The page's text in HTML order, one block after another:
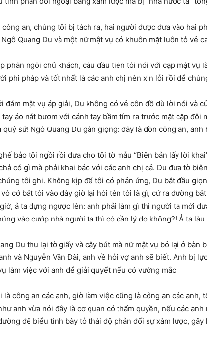
công an, chúng tôi bị tách ra, hai người được đưa vào hai
Quang Du và một nữ mật vụ có khuôn mặt luôn tỏ vẻ
phân ngôi chủ khách, câu đầu tiên tôi nói với cặp mật
phi pháp và tốt nhất là các anh chị nên xin lỗi rồi để
đám mật vụ áp giải, Du không có vẻ côn đồ dù lời nói và
áo nát bươm với cánh tay bầm tím ra trước mặt cặp đôi
quỷ sứ! Ngô Quang Du gằn giọng: đây là đồn công an, anh
bảo tôi ngồi rồi đưa cho tôi tờ mẫu “Biên bản lấy lời
có gì mà phải khai báo với các anh chị cả. Du đưa tờ
tôi ghi. Không kịp để tôi có phản ứng, Du bắt đầu
cớ bắt tôi vào đây giờ lại hỏi tên tôi là gì, cứ ra đường
ả ta dựng ngược lên: anh phải làm gì thì người ta mới
vào cướp nhà người ta thì có cần lý do không?! Ả ta
Du thu lại tờ giấy và cây bút mà nữ mật vụ bỏ lại ở
và Nguyễn Văn Đài, anh về hỏi vợ anh sẽ biết. Anh bị
làm việc với anh để giải quyết nếu có vướng mắc.
là công an các anh, giờ làm việc cũng là công an các
anh vừa nói đây là cơ quan có thẩm quyền, nếu các
để biểu tình bày tỏ thái độ phản đối sự xâm lược,